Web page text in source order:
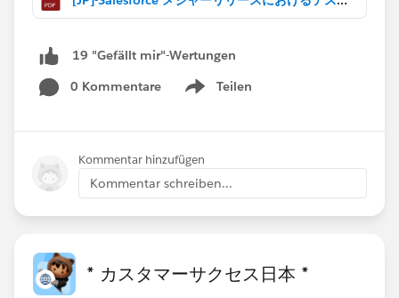
詳しい内容は弊社営業担当までご連絡ください、お待ち
Salesforce Sandboxの設計
http://www2.sfdcstatic.com/jp/assets/pdf/success-
19 "Gefällt mir"-Wertungen
0 Kommentare
Teilen
Show menu
Kommentar hinzufügen
Kommentar schreiben...
* カスタマーサクセス日本 *